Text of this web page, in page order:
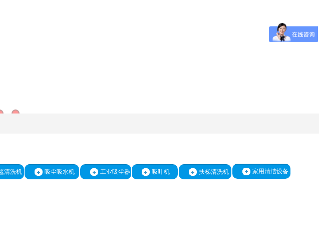
家用清洁设备
工业吸尘器 扶梯清洗机
清洗机 吸尘吸水机 吸叶机